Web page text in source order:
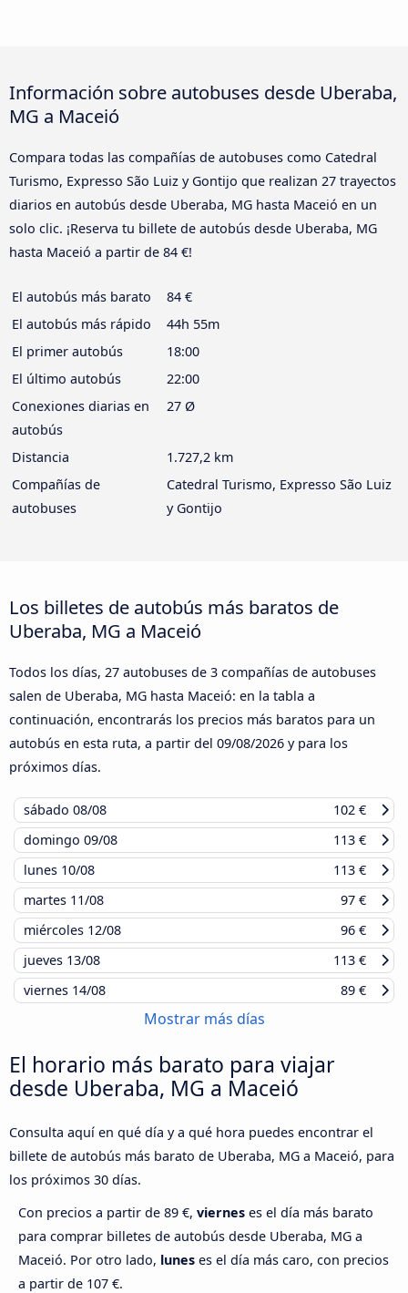
Información sobre autobuses desde Uberaba,
MG a Maceió
Compara todas las compañías de autobuses como Catedral
Turismo, Expresso São Luiz y Gontijo que realizan 27 trayectos
diarios en autobús desde Uberaba, MG hasta Maceió en un
solo clic. ¡Reserva tu billete de autobús desde Uberaba, MG
hasta Maceió a partir de 84 €!
El autobús más barato
84 €
El autobús más rápido
44h 55m
El primer autobús
18:00
El último autobús
22:00
Conexiones diarias en
autobús
27 Ø
Distancia
1.727,2 km
Compañías de
autobuses
Catedral Turismo, Expresso São Luiz
y Gontijo
Los billetes de autobús más baratos de
Uberaba, MG a Maceió
Todos los días, 27 autobuses de 3 compañías de autobuses
salen de Uberaba, MG hasta Maceió: en la tabla a
continuación, encontrarás los precios más baratos para un
autobús en esta ruta, a partir del 09/08/2026 y para los
próximos días.
sábado 08/08
102 €
domingo 09/08
113 €
lunes 10/08
113 €
martes 11/08
97 €
miércoles 12/08
96 €
jueves 13/08
113 €
viernes 14/08 89 €
Mostrar más días
El horario más barato para viajar
desde Uberaba, MG a Maceió
Consulta aquí en qué día y a qué hora puedes encontrar el
billete de autobús más barato de Uberaba, MG a Maceió, para
los próximos 30 días.
Con precios a partir de 89 €, viernes es el día más barato
para comprar billetes de autobús desde Uberaba, MG a
Maceió. Por otro lado, lunes es el día más caro, con precios
a partir de 107 €.